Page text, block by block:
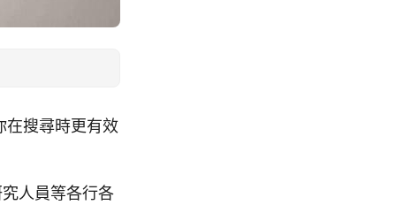
在搜尋時更有效
人員等各行各